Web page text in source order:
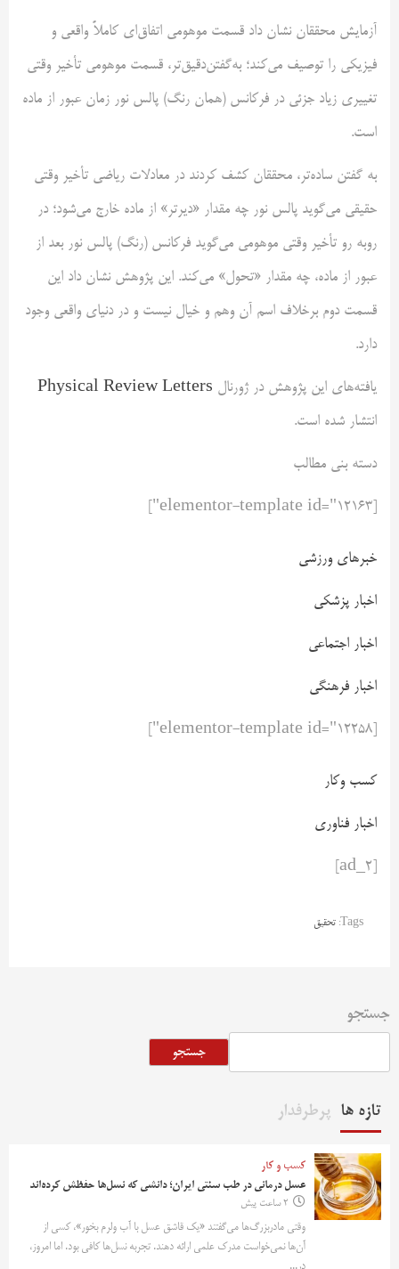
آزمایش محققان نشان داد قسمت موهومی اتفاق‌ای کاملاً واقعی و
فیزیکی را توصیف می‌کند؛ به‌گفتن‌دقیق‌تر، قسمت موهومی تأخیر وقتی
تغییری زیاد جزئی در فرکانس (همان رنگ) پالس نور زمان عبور از ماده
است.
به گفتن ساده‌تر، محققان کشف کردند در معادلات ریاضی تأخیر وقتی
حقیقی می‌گوید پالس نور چه مقدار «دیرتر» از ماده خارج می‌شود؛ در
روبه رو تأخیر وقتی موهومی می‌گوید فرکانس (رنگ) پالس نور بعد از
عبور از ماده، چه مقدار «تحول» می‌کند. این پژوهش نشان داد این
قسمت دوم برخلاف اسم آن وهم و خیال نیست و در دنیای واقعی وجود
دارد.
یافته‌های این پژوهش در ژورنال Physical Review Letters
انتشار شده است.
دسته بنی مطالب
خبرهای ورزشی
اخبار پزشکی
اخبار اجتماعی
اخبار فرهنگی
کسب وکار
اخبار فناوری
Tags: تحقیق
جستجو
جستجو
تازه ها پرطرفدار
کسب و کار
عسل درمانی در طب سنتی ایران؛ دانشی که نسل‌ها حفظش کرده‌اند
2 ساعت پیش
وقتی مادربزرگ‌ها می‌گفتند «یک قاشق عسل با آب ولرم بخور»، کسی از
آن‌ها نمی‌خواست مدرک علمی ارائه دهند. تجربه نسل‌ها کافی بود. اما امروز،